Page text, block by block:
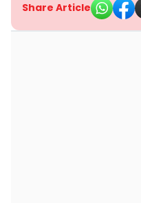
Share Article